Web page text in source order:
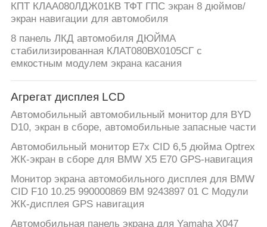
КПТ КЛАА080ЛДЖ01КВ ТФТ ГПС экран 8 дюймов/
экран навигации для автомобиля
8 панель ЛКД автомобиля ДЮЙМА
стабилизированная КЛАТ080ВХ0105СГ с
емкостным модулем экрана касания
Агрегат дисплея LCD
Автомобильный автомобильный монитор для BYD
D10, экран в сборе, автомобильные запасные части
Автомобильный монитор E7x CID 6,5 дюйма Optrex
ЖК-экран в сборе для BMW X5 E70 GPS-навигация
Монитор экрана автомобильного дисплея для BMW
CID F10 10.25 990000869 BM 9243897 01 C Модули
ЖК-дисплея GPS навигация
Автомобильная панель экрана для Yamaha X047